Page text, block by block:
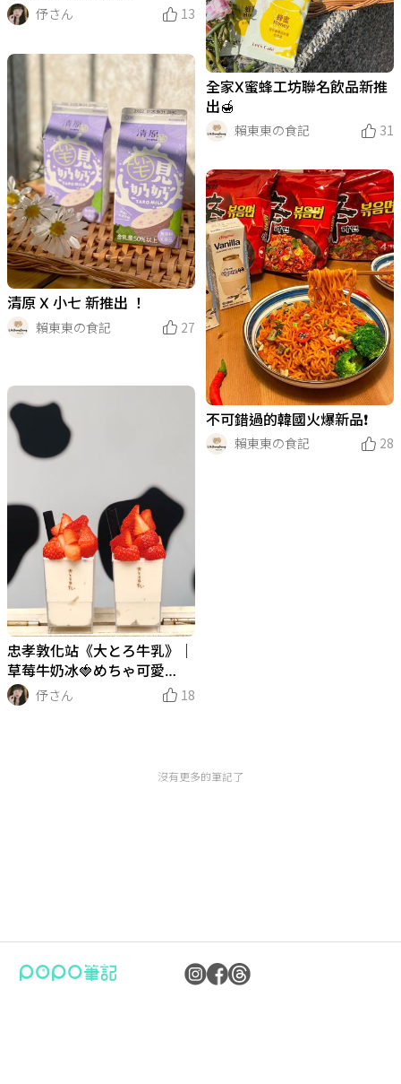
伃さん
13
全家X蜜蜂工坊聯名飲品新推
出🍯
賴東東の食記
31
清原 X 小七 新推出 ！
賴東東の食記
27
不可錯過的韓國火爆新品❗️
賴東東の食記
28
忠孝敦化站《大とろ牛乳》｜
草莓牛奶冰🍓めちゃ可愛
い!!!!伃さん 18
沒有更多的筆記了